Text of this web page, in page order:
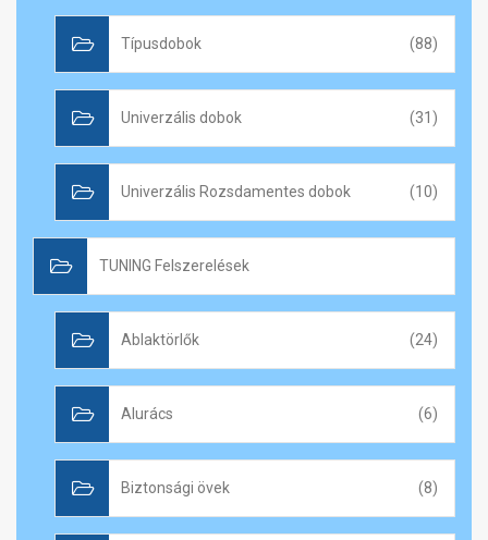
Típusdobok (88)
Univerzális dobok (31)
Univerzális Rozsdamentes dobok (10)
TUNING Felszerelések
Ablaktörlők (24)
Alurács (6)
Biztonsági övek (8)